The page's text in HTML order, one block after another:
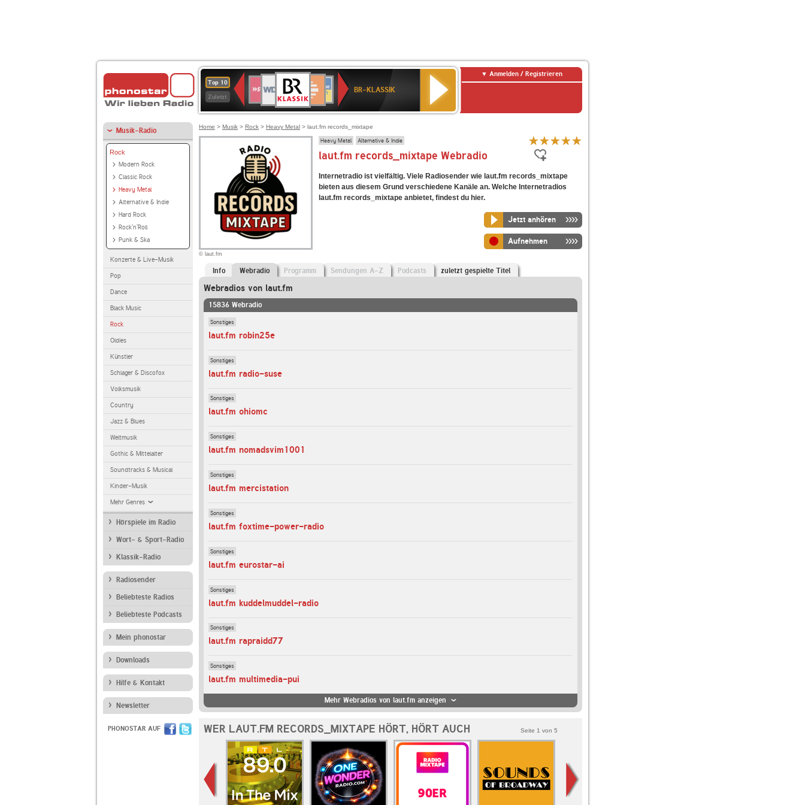
Top 10
Zuletzt
Deutschlandfunk
80er
90er
OLDIE
ANTENNE
4
BR-
KLASSIK
Deutschlandfunk
Kultur
ANTENNE
BAYERN
SWR
Kultur
NDR
2
BR-KLASSIK
Anmelden / Registrieren
Musik-Radio
Rock
Modern Rock
Classic Rock
Heavy Metal
Alternative & Indie
Hard Rock
Rock'n'Roll
Punk & Ska
Konzerte & Live-Musik
Pop
Dance
Black Music
Rock
Oldies
Künstler
Schlager & Discofox
Volksmusik
Country
Jazz & Blues
Weltmusik
Gothic & Mittelalter
Soundtracks & Musical
Kinder-Musik
Mehr Genres
Hörspiele im Radio
Wort- & Sport-Radio
Klassik-Radio
Radiosender
Beliebteste Radios
Beliebteste Podcasts
Mein phonostar
Downloads
Hilfe & Kontakt
Newsletter
PHONOSTAR AUF
Home > Musik > Rock > Heavy Metal > laut.fm records_mixtape
© laut.fm
Heavy Metal Alternative & Indie
laut.fm records_mixtape Webradio
Internetradio ist vielfältig. Viele Radiosender wie laut.fm records_mixtape
bieten aus diesem Grund verschiedene Kanäle an. Welche Internetradios
laut.fm records_mixtape anbietet, findest du hier.
Jetzt anhören
Aufnehmen
Info Webradio Programm Sendungen A-Z Podcasts zuletzt gespielte Titel
Webradios von laut.fm
15836 Webradio
Sonstiges
laut.fm robin25e
Sonstiges
laut.fm radio-suse
Sonstiges
laut.fm ohiomc
Sonstiges
laut.fm nomadsvim1001
Sonstiges
laut.fm mercistation
Sonstiges
laut.fm foxtime-power-radio
Sonstiges
laut.fm eurostar-ai
Sonstiges
laut.fm kuddelmuddel-radio
Sonstiges
laut.fm rapraidd77
Sonstiges
laut.fm multimedia-pui
Mehr Webradios von laut.fm anzeigen
WER LAUT.FM RECORDS_MIXTAPE HÖRT, HÖRT AUCH Seite 1 von 5